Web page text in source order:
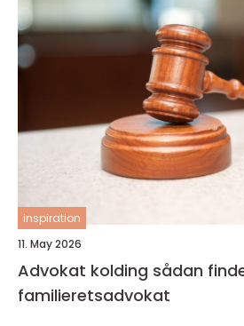
inspiration
11. May 2026
Advokat kolding sådan finder du den rette
familieretsadvokat